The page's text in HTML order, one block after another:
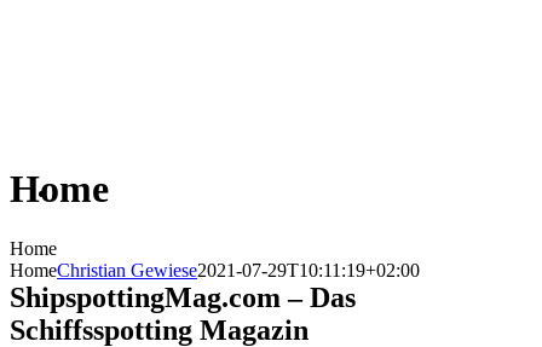
Home
Home
HomeChristian Gewiese2021-07-29T10:11:19+02:00
ShipspottingMag.com – Das
Schiffsspotting Magazin